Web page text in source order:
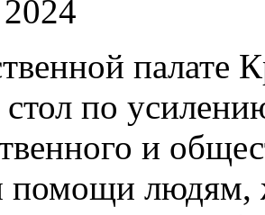
палате
по
и
помощи